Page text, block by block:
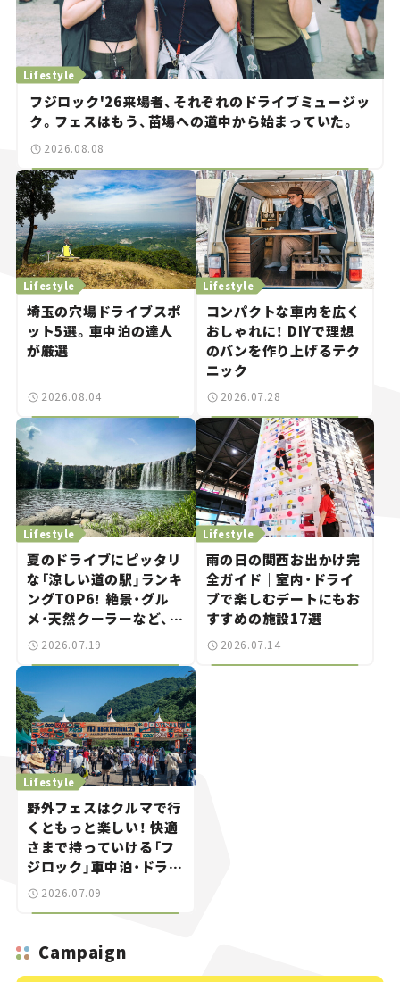
Lifestyle
フジロック'26来場者、それぞれのドライブミュージッ
ク。フェスはもう、苗場への道中から始まっていた。
2026.08.08
Lifestyle
埼玉の穴場ドライブスポ
ット5選。車中泊の達人
が厳選
2026.08.04
Lifestyle
コンパクトな車内を広く
おしゃれに！ DIYで理想
のバンを作り上げるテク
ニック
2026.07.28
Lifestyle
夏のドライブにピッタリ
な「涼しい道の駅」ランキ
ングTOP6！ 絶景・グル
メ・天然クーラーなど、避
暑におすすめのスポット
推し駅ガイド】vol.15
2026.07.19
Lifestyle
雨の日の関西お出かけ完
全ガイド｜室内・ドライ
ブで楽しむデートにもお
すすめの施設17選
2026.07.14
Lifestyle
野外フェスはクルマで行
くともっと楽しい！ 快適
さまで持っていける「フ
ジロック」車中泊・ドライ
ブガイド。
2026.07.09
Campaign